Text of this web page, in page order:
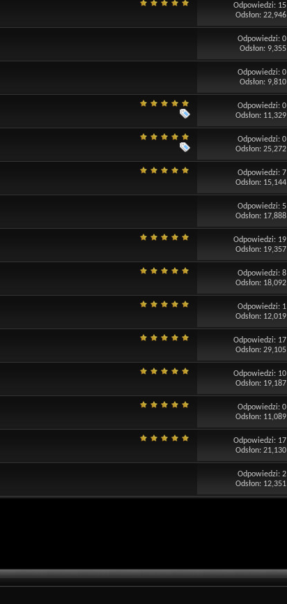
Odpowiedzi: 15
Odsłon: 22,946
Odpowiedzi:0
Odsłon: 9,355
Odpowiedzi:0
Odsłon: 9,810
Odpowiedzi:0
Odsłon: 11,329
Odpowiedzi:0
Odsłon: 25,272
Odpowiedzi:7
Odsłon: 15,144
Odpowiedzi:5
Odsłon: 17,888
Odpowiedzi: 19
Odsłon: 19,357
Odpowiedzi:8
Odsłon: 18,092
Odpowiedzi: 1
Odsłon: 12,019
Odpowiedzi: 17
Odsłon: 29,105
Odpowiedzi: 10
Odsłon: 19,187
Odpowiedzi:0
Odsłon: 11,089
Odpowiedzi: 17
Odsłon: 21,130
Odpowiedzi:2
Odsłon: 12,351